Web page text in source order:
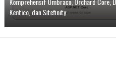
Kentico, dan Sitefinity